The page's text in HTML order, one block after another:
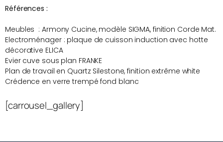
Références :
Meubles : Armony Cucine, modèle SIGMA, finition Corde Mat.
Electroménager : plaque de cuisson induction avec hotte
décorative ELICA
Evier cuve sous plan FRANKE
Plan de travail en Quartz Silestone, finition extrême white
Crédence en verre trempé fond blanc
[carrousel_gallery]